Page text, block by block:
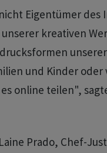
Eigentümer des
kreativen
und Kinder
online teilen",
Prado, Chef-